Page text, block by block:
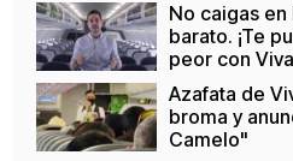
No caigas
barato. ¡Te
peor con
Azafata de
broma y
Camelo"